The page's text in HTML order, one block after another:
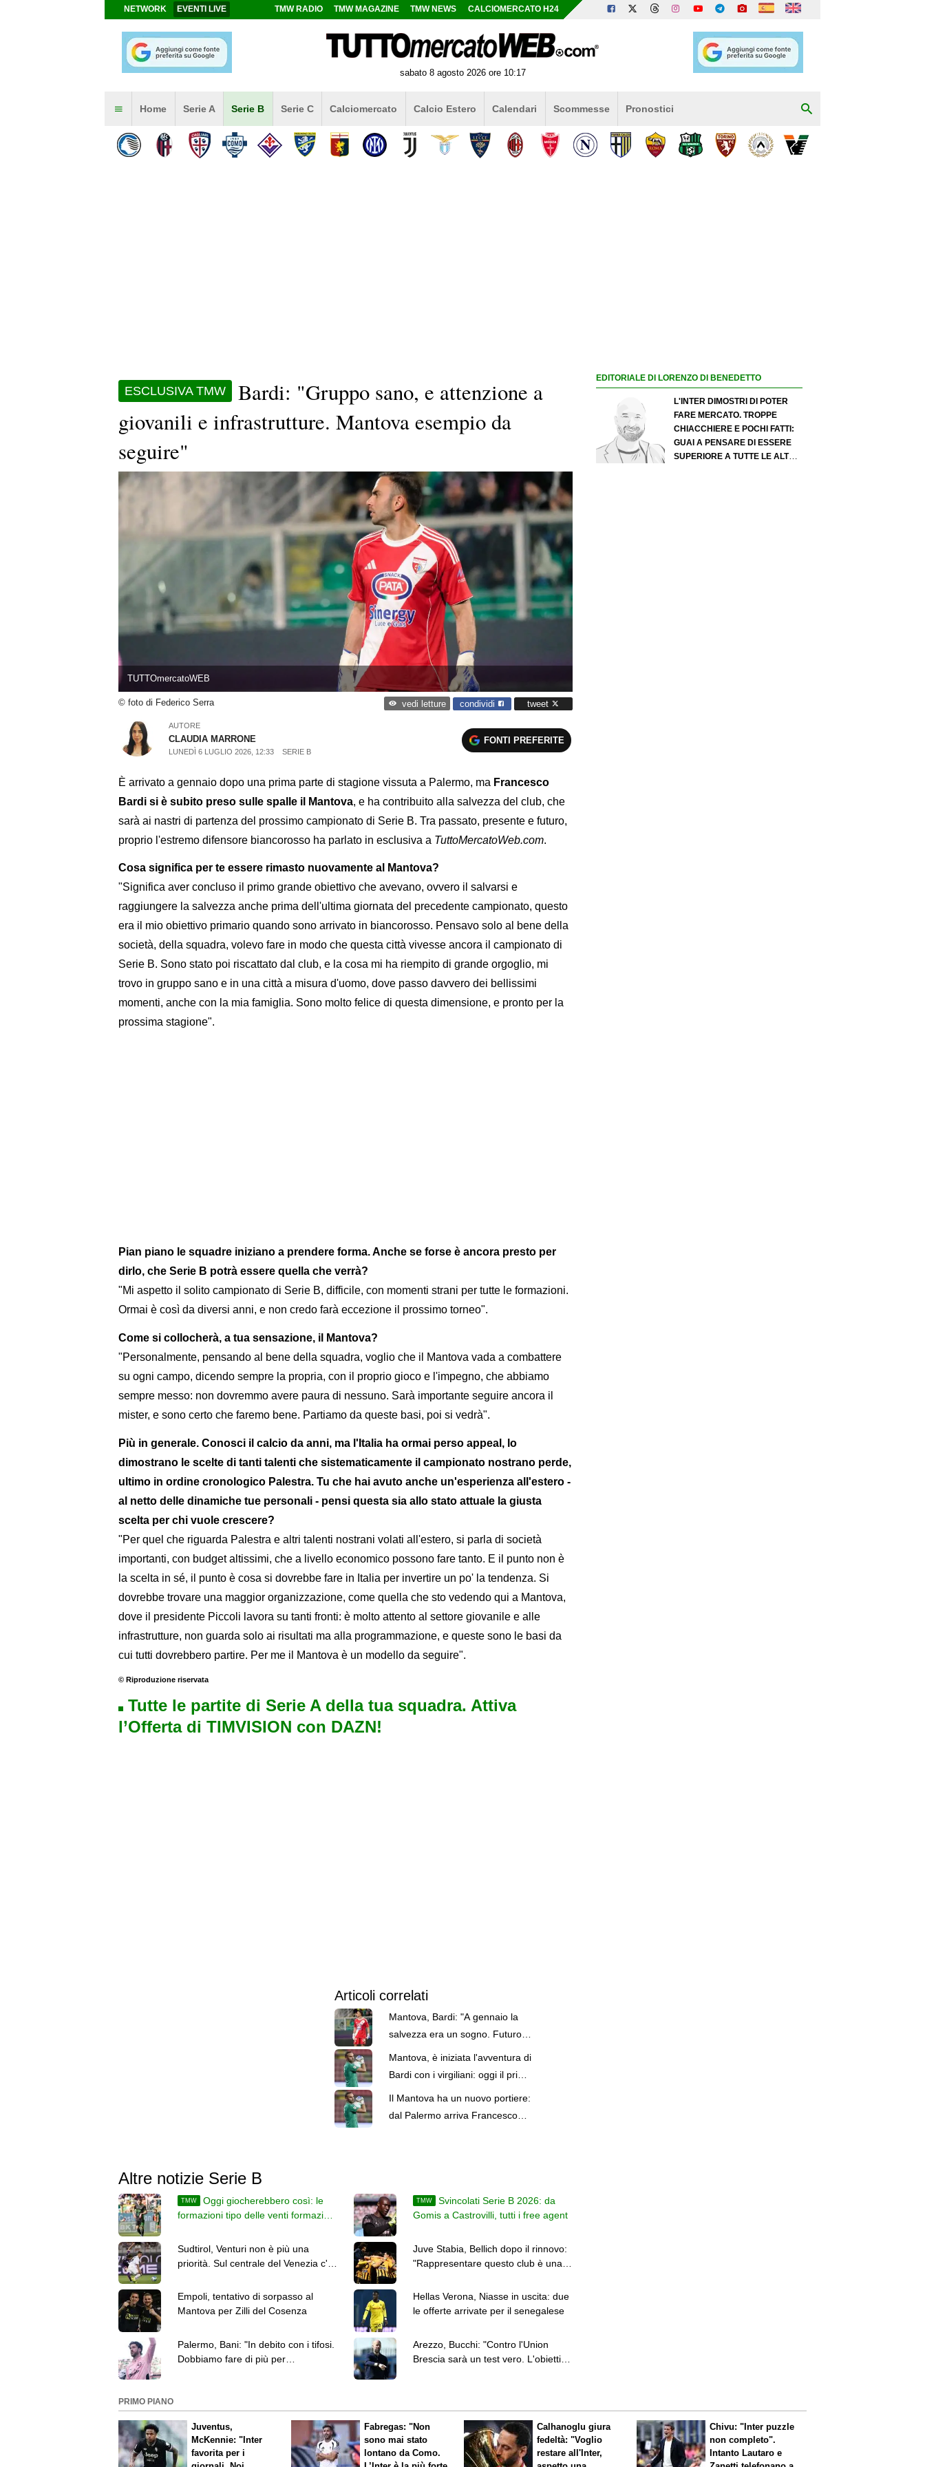
NETWORK EVENTI LIVE TMW RADIO TMW MAGAZINE TMW NEWS CALCIOMERCATO H24
sabato 8 agosto 2026 ore 10:17
Home Serie A Serie B Serie C Calciomercato Calcio Estero Calendari Scommesse Pronostici
ESCLUSIVA TMW
Bardi: "Gruppo sano, e attenzione a
giovanili e infrastrutture. Mantova esempio da
seguire"
TUTTOmercatoWEB
© foto di Federico Serra vedi letture condividi tweet
AUTORE
CLAUDIA MARRONE
LUNEDÌ 6 LUGLIO 2026, 12:33 SERIE B
FONTI PREFERITE
È arrivato a gennaio dopo una prima parte di stagione vissuta a Palermo, ma Francesco
Bardi si è subito preso sulle spalle il Mantova, e ha contribuito alla salvezza del club, che
sarà ai nastri di partenza del prossimo campionato di Serie B. Tra passato, presente e futuro,
proprio l'estremo difensore biancorosso ha parlato in esclusiva a TuttoMercatoWeb.com.
Cosa significa per te essere rimasto nuovamente al Mantova?
"Significa aver concluso il primo grande obiettivo che avevano, ovvero il salvarsi e
raggiungere la salvezza anche prima dell'ultima giornata del precedente campionato, questo
era il mio obiettivo primario quando sono arrivato in biancorosso. Pensavo solo al bene della
società, della squadra, volevo fare in modo che questa città vivesse ancora il campionato di
Serie B. Sono stato poi riscattato dal club, e la cosa mi ha riempito di grande orgoglio, mi
trovo in gruppo sano e in una città a misura d'uomo, dove passo davvero dei bellissimi
momenti, anche con la mia famiglia. Sono molto felice di questa dimensione, e pronto per la
prossima stagione".
Pian piano le squadre iniziano a prendere forma. Anche se forse è ancora presto per
dirlo, che Serie B potrà essere quella che verrà?
"Mi aspetto il solito campionato di Serie B, difficile, con momenti strani per tutte le formazioni.
Ormai è così da diversi anni, e non credo farà eccezione il prossimo torneo".
Come si collocherà, a tua sensazione, il Mantova?
"Personalmente, pensando al bene della squadra, voglio che il Mantova vada a combattere
su ogni campo, dicendo sempre la propria, con il proprio gioco e l'impegno, che abbiamo
sempre messo: non dovremmo avere paura di nessuno. Sarà importante seguire ancora il
mister, e sono certo che faremo bene. Partiamo da queste basi, poi si vedrà".
Più in generale. Conosci il calcio da anni, ma l'Italia ha ormai perso appeal, lo
dimostrano le scelte di tanti talenti che sistematicamente il campionato nostrano perde,
ultimo in ordine cronologico Palestra. Tu che hai avuto anche un'esperienza all'estero -
al netto delle dinamiche tue personali - pensi questa sia allo stato attuale la giusta
scelta per chi vuole crescere?
"Per quel che riguarda Palestra e altri talenti nostrani volati all'estero, si parla di società
importanti, con budget altissimi, che a livello economico possono fare tanto. E il punto non è
la scelta in sé, il punto è cosa si dovrebbe fare in Italia per invertire un po' la tendenza. Si
dovrebbe trovare una maggior organizzazione, come quella che sto vedendo qui a Mantova,
dove il presidente Piccoli lavora su tanti fronti: è molto attento al settore giovanile e alle
infrastrutture, non guarda solo ai risultati ma alla programmazione, e queste sono le basi da
cui tutti dovrebbero partire. Per me il Mantova è un modello da seguire".
© Riproduzione riservata
Tutte le partite di Serie A della tua squadra. Attiva
l’Offerta di TIMVISION con DAZN!
Articoli correlati
Mantova, Bardi: "A gennaio la
salvezza era un sogno. Futuro?
Spero di dare tanto per questi
colori"
Mantova, è iniziata l'avventura di
Bardi con i virgiliani: oggi il primo
Il Mantova ha un nuovo portiere:
dal Palermo arriva Francesco
Altre notizie Serie B
TMW
Oggi giocherebbero così: le
formazioni tipo delle venti formazioni
TMW
Svincolati Serie B 2026: da
Gomis a Castrovilli, tutti i free agent
Sudtirol, Venturi non è più una
priorità. Sul centrale del Venezia c'è
Juve Stabia, Bellich dopo il rinnovo:
"Rappresentare questo club è una
Empoli, tentativo di sorpasso al
Mantova per Zilli del Cosenza
Hellas Verona, Niasse in uscita: due
le offerte arrivate per il senegalese
Palermo, Bani: "In debito con i tifosi.
Dobbiamo fare di più per
Arezzo, Bucchi: "Contro l'Union
Brescia sarà un test vero. L'obiettivo
EDITORIALE DI LORENZO DI BENEDETTO
L'INTER DIMOSTRI DI POTER
FARE MERCATO. TROPPE
CHIACCHIERE E POCHI FATTI:
GUAI A PENSARE DI ESSERE
SUPERIORE A TUTTE LE ALTRE
PRIMO PIANO
Juventus,
McKennie: "Inter
favorita per i
Fabregas: "Non
sono mai stato
lontano da Como.
Calhanoglu giura
fedeltà: "Voglio
restare all'Inter,
Chivu: "Inter puzzle
non completo".
Intanto Lautaro e